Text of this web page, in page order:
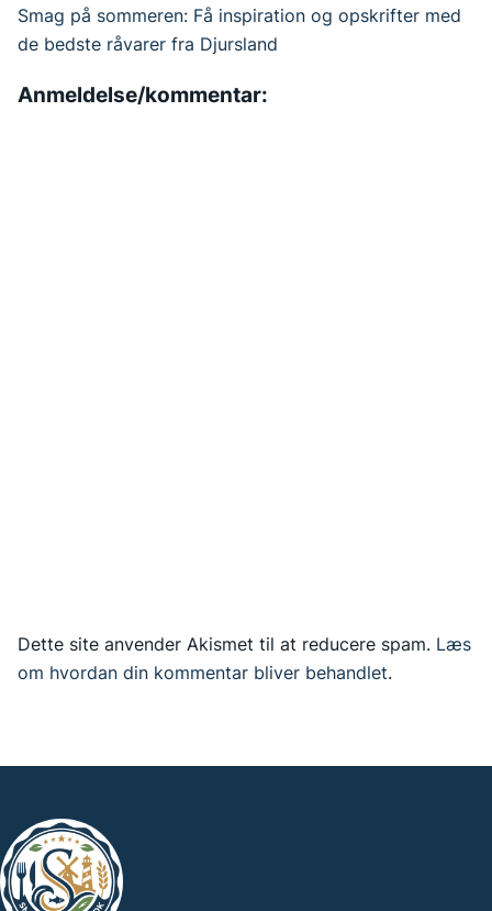
Indlægsnavigation
Smag på sommeren: Få inspiration og opskrifter med
de bedste råvarer fra Djursland
Anmeldelse/kommentar:
Dette site anvender Akismet til at reducere spam. Læs
om hvordan din kommentar bliver behandlet.